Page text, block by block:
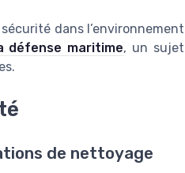
dans l’environnement
défense maritime, un sujet
de nettoyage